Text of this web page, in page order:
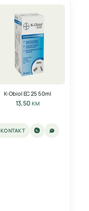
K-Obiol EC 25 50ml
13,50 KM
KONTAKT